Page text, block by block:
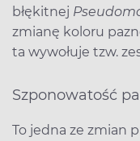
błękitnej
zmianę koloru
ta wywołuje tzw.
Szponowatość
To jedna ze zmian